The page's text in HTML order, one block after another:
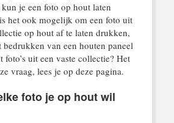
je een foto op hout laten
het ook mogelijk om een foto uit
op hout af te laten drukken,
van een houten paneel
foto’s uit een vaste collectie? Het
vraag, lees je op deze pagina.
foto je op hout wil